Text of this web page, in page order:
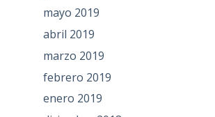
mayo 2019
abril 2019
marzo 2019
febrero 2019
enero 2019